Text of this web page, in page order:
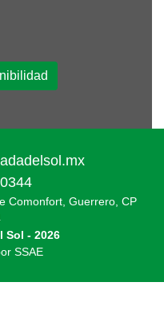
Comonfort, Guerrero, CP
Sol - 2026
SSAE